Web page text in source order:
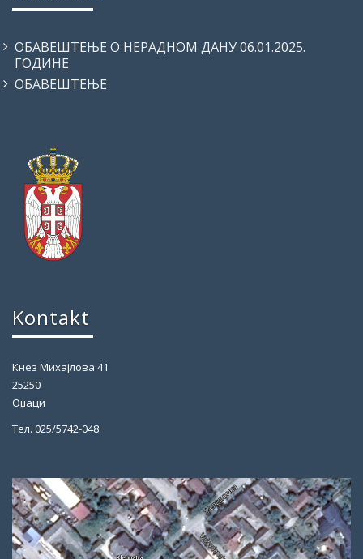
ОБАВЕШТЕЊЕ О НЕРАДНОМ ДАНУ 06.01.2025.
ГОДИНЕ
ОБАВЕШТЕЊЕ
Kontakt
Кнез Михајлова 41
25250
Оџаци
Тел. 025/5742-048